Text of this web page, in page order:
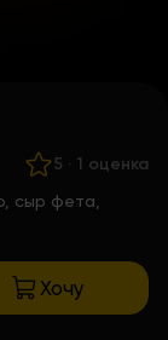
5 · 1 оценка
сыр фета,
Хочу